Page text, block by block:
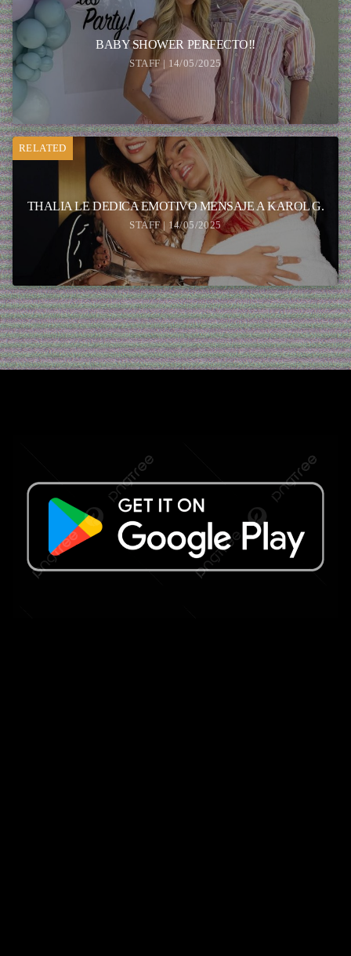
BABY SHOWER PERFECTO!!
STAFF | 14/05/2025
RELATED
THALIA LE DEDICA EMOTIVO MENSAJE A KAROL G.
STAFF | 14/05/2025